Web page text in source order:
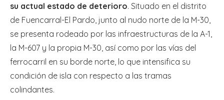
su actual estado de deterioro. Situado en el distrito
de Fuencarral-El Pardo, junto al nudo norte de la M-30,
se presenta rodeado por las infraestructuras de la A-1,
la M-607 y la propia M-30, así como por las vías del
ferrocarril en su borde norte, lo que intensifica su
condición de isla con respecto a las tramas
colindantes.